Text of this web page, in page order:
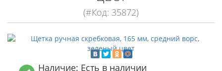
(#Код: 35872)
Наличие: Есть в наличии